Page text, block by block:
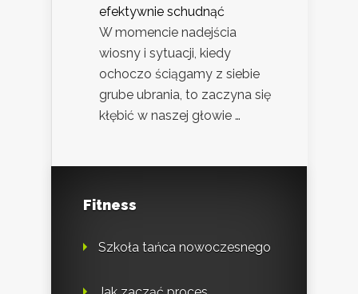
efektywnie schudnąć
W momencie nadejścia
wiosny i sytuacji, kiedy
ochoczo ściągamy z siebie
grube ubrania, to zaczyna się
kłębić w naszej głowie …
Fitness
Szkoła tańca nowoczesnego